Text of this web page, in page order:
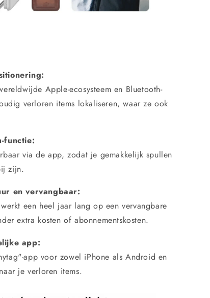
Apple-ecosysteem en Bluetooth-
verloren items lokaliseren, waar ze ook
functie:
via de app, zodat je gemakkelijk spullen
zijn.
en vervangbaar:
een heel jaar lang op een vervangbare
extra kosten of abonnementskosten.
app:
app voor zowel iPhone als Android en
je verloren items.